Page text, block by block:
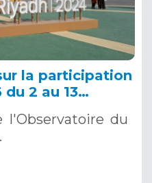
la participation
du 2 au 13
l'Observatoire du